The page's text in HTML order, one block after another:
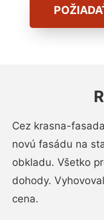
Cez krasna-
novú fasádu na
obkladu. Všetko
dohody.
cena.